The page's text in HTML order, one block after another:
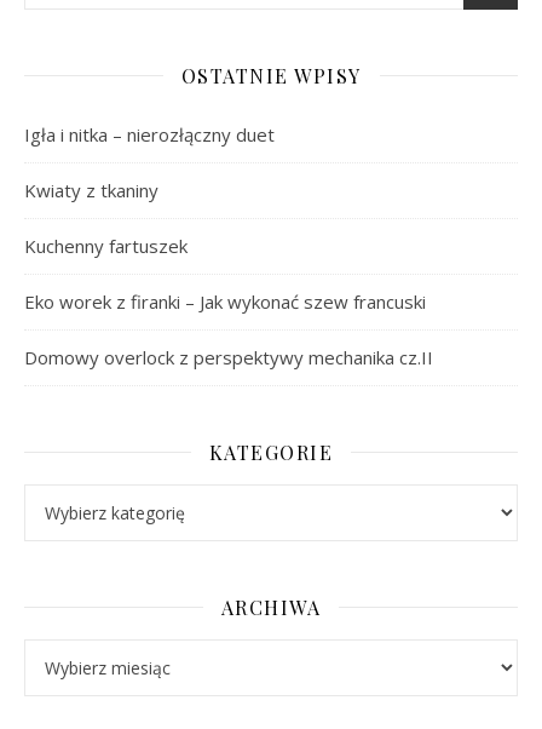
OSTATNIE WPISY
Igła i nitka – nierozłączny duet
Kwiaty z tkaniny
Kuchenny fartuszek
Eko worek z firanki – Jak wykonać szew francuski
Domowy overlock z perspektywy mechanika cz.II
KATEGORIE
ARCHIWA